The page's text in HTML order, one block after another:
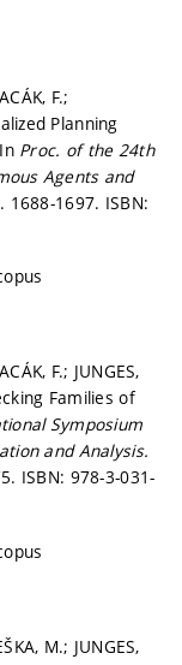
F.;
Planning
Proc. of the 24th
Agents and
1688-1697. ISBN:
F.; JUNGES,
Families of
Symposium
and Analysis.
ISBN: 978-3-031-
M.; JUNGES,